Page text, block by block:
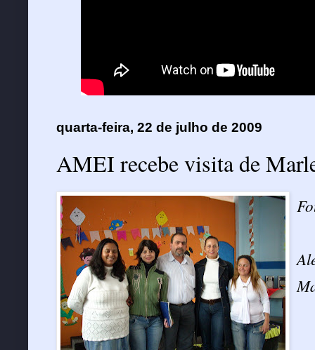
quarta-feira, 22 de julho de 2009
AMEI recebe visita de